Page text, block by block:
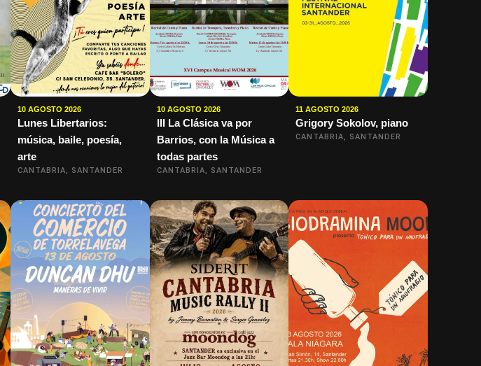
10 AGOSTO 2026
Lunes Libertarios:
música, baile, poesía,
arte
CANTABRIA, SANTANDER
10 AGOSTO 2026
III La Clásica va por
Barrios, con la Música a
todas partes
CANTABRIA, SANTANDER
11 AGOSTO 2026
Grigory Sokolov, piano
CANTABRIA, SANTANDER